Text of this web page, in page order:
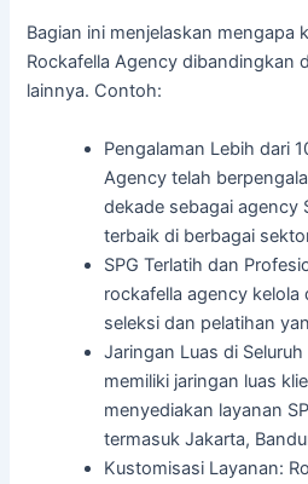
Bagian ini menjelaskan mengapa
Rockafella Agency dibandingkan
lainnya. Contoh:
Pengalaman Lebih dari
Agency telah
dekade sebagai agency
terbaik di berbagai
SPG Terlatih dan
rockafella agency kelola
seleksi dan pelatihan
Jaringan Luas di
memiliki jaringan luas
menyediakan layanan
termasuk Jakarta,
Kustomisasi Layanan: